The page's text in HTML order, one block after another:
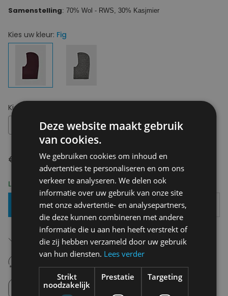
Samenstelling: 70% Wol - RWS, 30% Kasjmier
Kies uw kleur: Fig
Kies uw maat:
€ 59,99
Levering 2-3 Werkdagen
Toevoegen Aan Mandje
Gratis verzending in België
Vanaf €75,00
14 dagen om te retourneren
Nooit meer spijt van krijgen
Click en Collect
Afhalen in de winkel tussen 10u-18u.
Deze website maakt gebruik
van cookies.
We gebruiken cookies om inhoud en
advertenties te personaliseren en om ons
verkeer te analyseren. We delen ook
informatie over uw gebruik van onze site
met onze advertentie- en analysepartners,
die deze kunnen combineren met andere
informatie die u aan hen heeft verstrekt of
die zij hebben verzameld door uw gebruik
van hun diensten. Lees verder
Strikt
noodzakelijk
Prestatie Targeting